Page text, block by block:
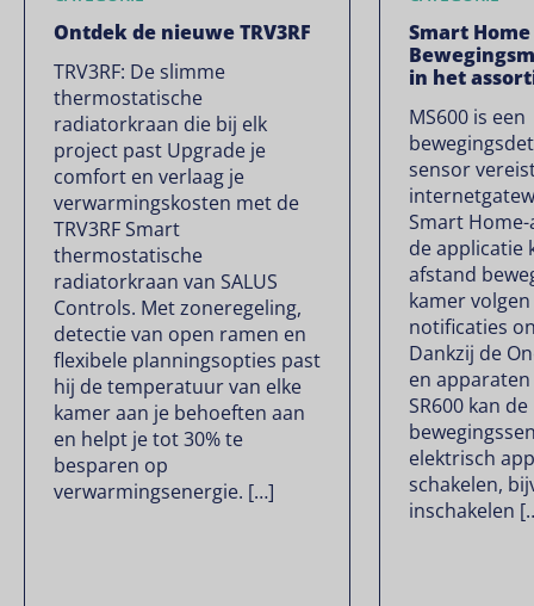
Ontdek de nieuwe TRV3RF
TRV3RF: De slimme
thermostatische
radiatorkraan die bij elk
project past Upgrade je
comfort en verlaag je
verwarmingskosten met de
TRV3RF Smart
thermostatische
radiatorkraan van SALUS
Controls. Met zoneregeling,
detectie van open ramen en
flexibele planningsopties past
hij de temperatuur van elke
kamer aan je behoeften aan
en helpt je tot 30% te
besparen op
verwarmingsenergie. […]
Smart Home
in het
MS600 is een
sensor
Smart
de applicatie
afstand
kamer
notificaties
Dankzij de
en apparaten
SR600 kan de
elektrisch
schakelen,
inschakelen